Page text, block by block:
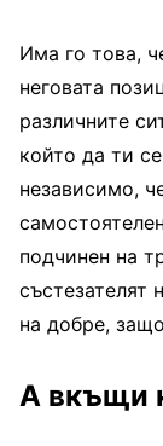
Има го това,
неговата
различните
който да ти
независимо,
подчинен на
състезателят
на добре,
А вкъщи